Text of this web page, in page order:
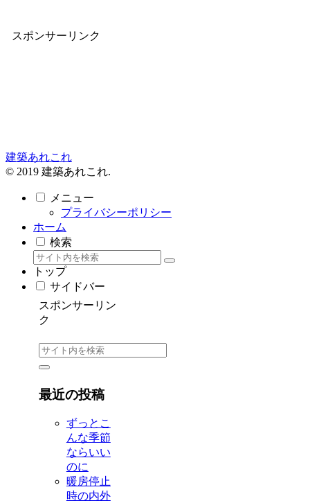
スポンサーリンク
建築あれこれ
© 2019 建築あれこれ.
メニュー
プライバシーポリシー
ホーム
検索
トップ
サイドバー
スポンサーリン
ク
最近の投稿
ずっとこ
んな季節
ならいい
のに
暖房停止
時の内外